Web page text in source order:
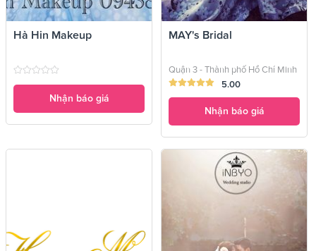
Hà Hin Makeup
Nhận báo giá
MAY's Bridal
Quận 3 - Thành phố Hồ Chí Minh
5.00
Nhận báo giá